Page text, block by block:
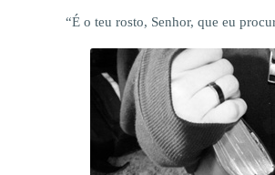
“É o teu rosto, Senhor, que eu